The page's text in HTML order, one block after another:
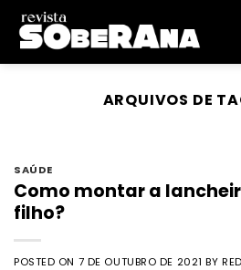
Skip
content
ARQUIVOS DE
SAÚDE
Como montar a
filho?
POSTED ON 7 DE OUTUBRO DE 2021 BY